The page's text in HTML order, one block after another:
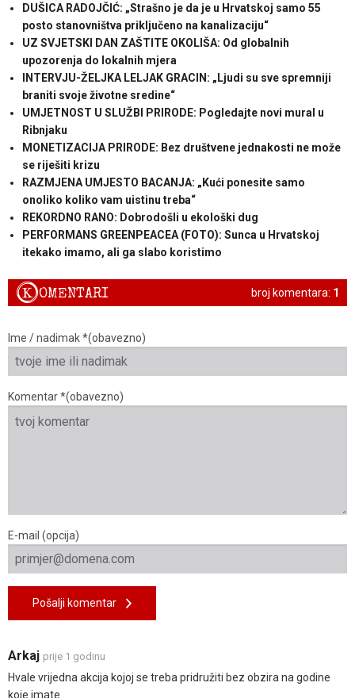
DUŠICA RADOJČIĆ: „Strašno je da je u Hrvatskoj samo 55
posto stanovništva priključeno na kanalizaciju“
UZ SVJETSKI DAN ZAŠTITE OKOLIŠA: Od globalnih
upozorenja do lokalnih mjera
INTERVJU-ŽELJKA LELJAK GRACIN: „Ljudi su sve spremniji
braniti svoje životne sredine“
UMJETNOST U SLUŽBI PRIRODE: Pogledajte novi mural u
Ribnjaku
MONETIZACIJA PRIRODE: Bez društvene jednakosti ne može
se riješiti krizu
RAZMJENA UMJESTO BACANJA: „Kući ponesite samo
onoliko koliko vam uistinu treba“
REKORDNO RANO: Dobrodošli u ekološki dug
PERFORMANS GREENPEACEA (FOTO): Sunca u Hrvatskoj
itekako imamo, ali ga slabo koristimo
broj komentara: 1
KOMENTARI
Ime / nadimak *(obavezno)
Komentar *(obavezno)
E-mail (opcija)
Pošalji komentar
Arkaj prije 1 godinu
Hvale vrijedna akcija kojoj se treba pridružiti bez obzira na godine
koje imate.